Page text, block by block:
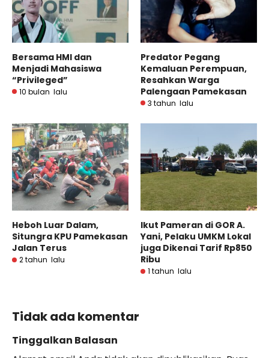
Bersama HMI dan
Menjadi Mahasiswa
“Privileged”
10 bulan lalu
Predator Pegang
Kemaluan Perempuan,
Resahkan Warga
Palengaan Pamekasan
3 tahun lalu
Heboh Luar Dalam,
Situngra KPU Pamekasan
Jalan Terus
2 tahun lalu
Ikut Pameran di GOR A.
Yani, Pelaku UMKM Lokal
juga Dikenai Tarif Rp850
Ribu
1 tahun lalu
Tidak ada komentar
Tinggalkan Balasan